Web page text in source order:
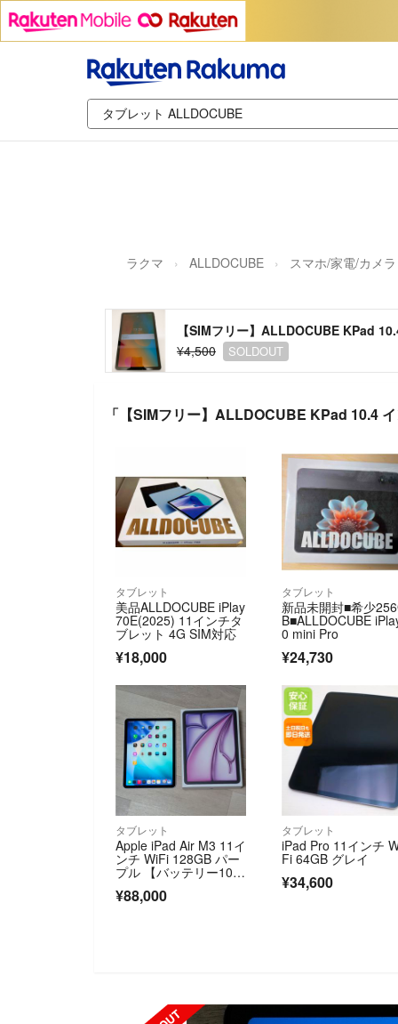
ラクマ ALLDOCUBE スマホ/家電/カメラ
【SIMフリー】ALLDOCUBE KPad
¥4,500
SOLDOUT
「【SIMフリー】ALLDOCUBE KPad 10.4
タブレット
美品ALLDOCUBE iPlay
70E(2025) 11インチタ
ブレット 4G SIM対応
¥18,000
タブレット
新品未開封■希少
B■ALLDOCUBE
0 mini Pro
¥24,730
タブレット
Apple iPad Air M3 11イ
ンチ WiFi 128GB パー
プル 【バッテリー10
¥88,000
タブレット
iPad Pro 11インチ
Fi 64GB グレイ
¥34,600
SOLD OUT